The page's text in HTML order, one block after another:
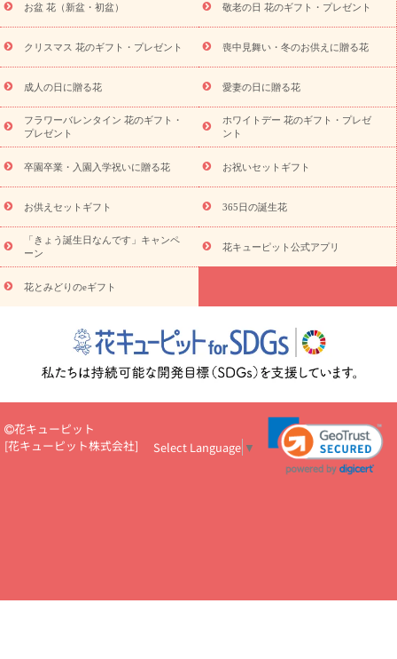
お盆（新盆・初盆）
お祝い返し お見舞い
お取り
寄せギフト
ビジネス用 ご自宅用 観葉植物
ミディ胡蝶蘭
プリザーブドフラワー
スタイルから探す
アレンジメント
花束
スタンド花 お祝い お供え・お悔やみ 胡蝶蘭
胡蝶
蘭・花鉢
ミディ胡蝶蘭・お祝い ミディ胡蝶蘭・お供え
の青色胡蝶蘭
観葉植物 観葉植物 産直多肉植物
プリザーブ
ドフラワー
お祝い お供え・お悔やみ 花とセットギフト
ミオーダー
プチギフト（hanamore -ハナモア-）
花とみどりの
eギフト
花キューピットのeGfit カラー ピンク
レンジ
レッド お花の種類 バラ ユリ トルコキキョウ
予
算から探す
お祝い お祝い・3000円～ お祝い・
お祝い・5000円～ お祝い・7000円～ お祝い・10000円～
お供え・お悔やみ
お供え・お悔やみ・3000円～
お供え・お
悔やみ・5000円～ お供え・お悔やみ・7000円～
お供え・お悔
やみ・10000円～
365日の誕生花カレンダー
開店・開業祝
お祝いを贈るときのマナー・
花キューピットのお祝いコラム一覧
誕生日のお花を「色
彩心理学」で選ぶ方法
結婚祝いの予算相場
出産祝いお役立ち情
転職祝いのマナー基礎知識
ペットのお祝いワンポイントアド
バイス
スタンド花（フラスタ）のマナー
お見舞いのマナーとル
お祝い花のマナー総まとめ
場上司や先輩へ贈るお祝い花の正解は？
開店祝いの花 選び方ガイ
ド（早見表あり）
花キューピットのお供え・
プロ直伝10のテクニック
花美人5人の「花のある暮らし」
美
お盆 花（新盆・初盆） 敬老の日 花のギフト・プレゼント
クリスマス 花のギフト・プレゼント 喪中見舞い・冬のお供えに贈る花
成人の日に贈る花 愛妻の日に贈る花
フラワーバレンタイン 花のギフト・
プレゼント
ホワイトデー 花のギフト・プレゼ
ント
卒園卒業・入園入学祝いに贈る花 お祝いセットギフト
お供えセットギフト 365日の誕生花
「きょう誕生日なんです」キャンペ
ーン
花キューピット公式アプリ
花とみどりのeギフト
花キューピット
[花キューピット株式会社] Select Language ▼